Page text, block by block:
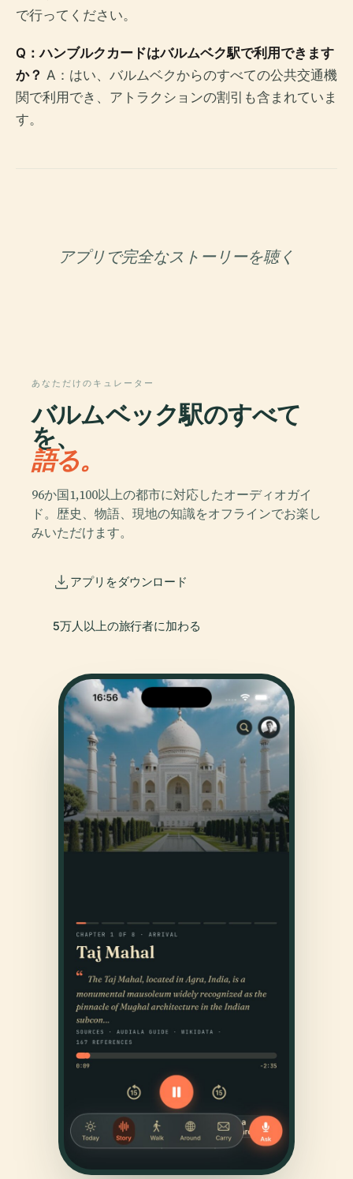
で行ってください。
Q：ハンブルクカードはバルムベク駅で利用できます
か？ A：はい、バルムベクからのすべての公共交通機
関で利用でき、アトラクションの割引も含まれていま
す。
アプリで完全なストーリーを聴く
あなただけのキュレーター
バルムベック駅のすべて
を、
語る。
96か国1,100以上の都市に対応したオーディオガイ
ド。歴史、物語、現地の知識をオフラインでお楽し
みいただけます。
アプリをダウンロード
5万人以上の旅行者に加わる